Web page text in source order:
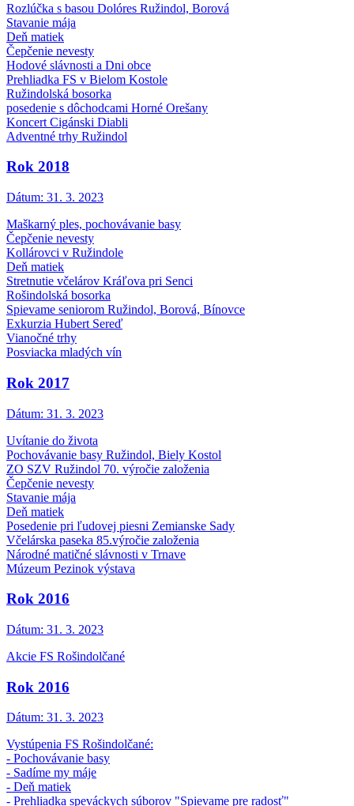
Rozlúčka s basou Dolóres Ružindol, Borová
Stavanie mája
Deň matiek
Čepčenie nevesty
Hodové slávnosti a Dni obce
Prehliadka FS v Bielom Kostole
Ružindolská bosorka
posedenie s dôchodcami Horné Orešany
Koncert Cigánski Diabli
Adventné trhy Ružindol
Rok 2018
Dátum: 31. 3. 2023
Maškarný ples, pochovávanie basy
Čepčenie nevesty
Kollárovci v Ružindole
Deň matiek
Stretnutie včelárov Kráľova pri Senci
Rošindolská bosorka
Spievame seniorom Ružindol, Borová, Bínovce
Exkurzia Hubert Sereď
Vianočné trhy
Posviacka mladých vín
Rok 2017
Dátum: 31. 3. 2023
Uvítanie do života
Pochovávanie basy Ružindol, Biely Kostol
ZO SZV Ružindol 70. výročie založenia
Čepčenie nevesty
Stavanie mája
Deň matiek
Posedenie pri ľudovej piesni Zemianske Sady
Včelárska paseka 85.výročie založenia
Národné matičné slávnosti v Trnave
Múzeum Pezinok výstava
Rok 2016
Dátum: 31. 3. 2023
Akcie FS Rošindolčané
Rok 2016
Dátum: 31. 3. 2023
Vystúpenia FS Rošindolčané:
- Pochovávanie basy
- Sadíme my máje
- Deň matiek
- Prehliadka speváckych súborov "Spievame pre radosť"